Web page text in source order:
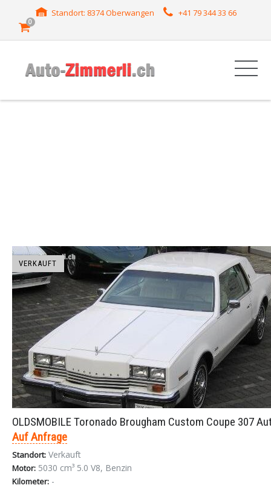
Standort: 8374 Oberwangen +41 79 344 33 66
0
VERKAUFT
OLDSMOBILE Toronado Brougham Custom Coupe 307
Auf Anfrage
Standort: Verkauft
Motor: 5030 cm³ 5.0 V8, Benzin
Kilometer: -